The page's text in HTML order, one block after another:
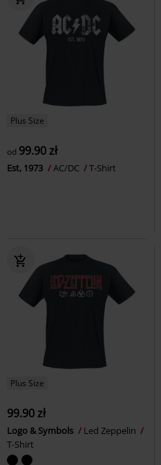
Plus Size
od 99.90 zł
Est, 1973 AC/DC T-Shirt
Plus Size
99.90 zł
Logo & Symbols
Led Zeppelin
T-Shirt